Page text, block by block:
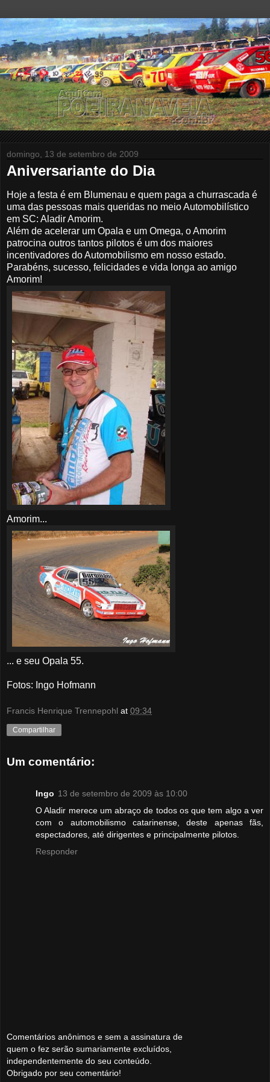
domingo, 13 de setembro de 2009
Aniversariante do Dia
Hoje a festa é em Blumenau e quem paga a churrascada é
uma das pessoas mais queridas no meio Automobilístico
em SC: Aladir Amorim.
Além de acelerar um Opala e um Omega, o Amorim
patrocina outros tantos pilotos é um dos maiores
incentivadores do Automobilismo em nosso estado.
Parabéns, sucesso, felicidades e vida longa ao amigo
Amorim!
Amorim...
... e seu Opala 55.
Fotos: Ingo Hofmann
Francis Henrique Trennepohl at 09:34
Compartilhar
Um comentário:
Ingo 13 de setembro de 2009 às 10:00
O Aladir merece um abraço de todos os que tem algo a ver
com o automobilismo catarinense, deste apenas fãs,
espectadores, até dirigentes e principalmente pilotos.
Responder
Comentários anônimos e sem a assinatura de
quem o fez serão sumariamente excluídos,
independentemente do seu conteúdo.
Obrigado por seu comentário!